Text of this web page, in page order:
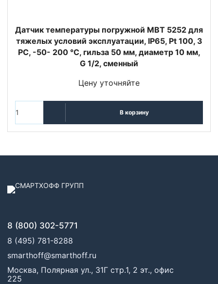
Датчик температуры погружной MBT 5252 для
тяжелых условий эксплуатации, IP65, Pt 100, 3
РС, -50- 200 °C, гильза 50 мм, диаметр 10 мм,
G 1/2, сменный
Цену уточняйте
В корзину
8 (800) 302-5771
8 (495) 781-8288
smarthoff@smarthoff.ru
Москва, Полярная ул., 31Г стр.1, 2 эт., офис
225